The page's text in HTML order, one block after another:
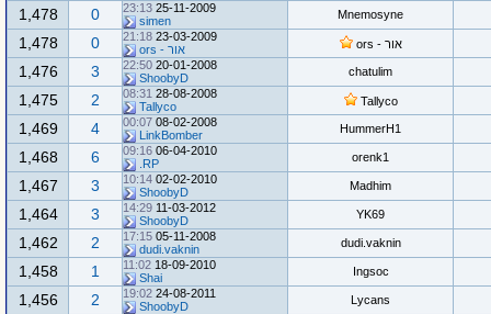
Mnemosyne
25-11-2009
23:13
simen
0
1,478
אור - ors
23-03-2009
21:18
אור - ors
0
1,478
chatulim
20-01-2008
22:50
ShoobyD
3
1,476
Tallyco
28-08-2008
08:31
Tallyco
2
1,475
HummerH1
08-02-2008
00:07
LinkBomber
4
1,469
orenk1
06-04-2010
09:16
RP.
6
1,468
Madhim
02-02-2010
10:14
ShoobyD
3
1,467
YK69
11-03-2012
14:29
ShoobyD
3
1,464
dudi.vaknin
05-11-2008
17:15
dudi.vaknin
2
1,462
Ingsoc
18-09-2010
11:02
Shai
1
1,458
Lycans
24-08-2011
19:02
ShoobyD
2
1,456